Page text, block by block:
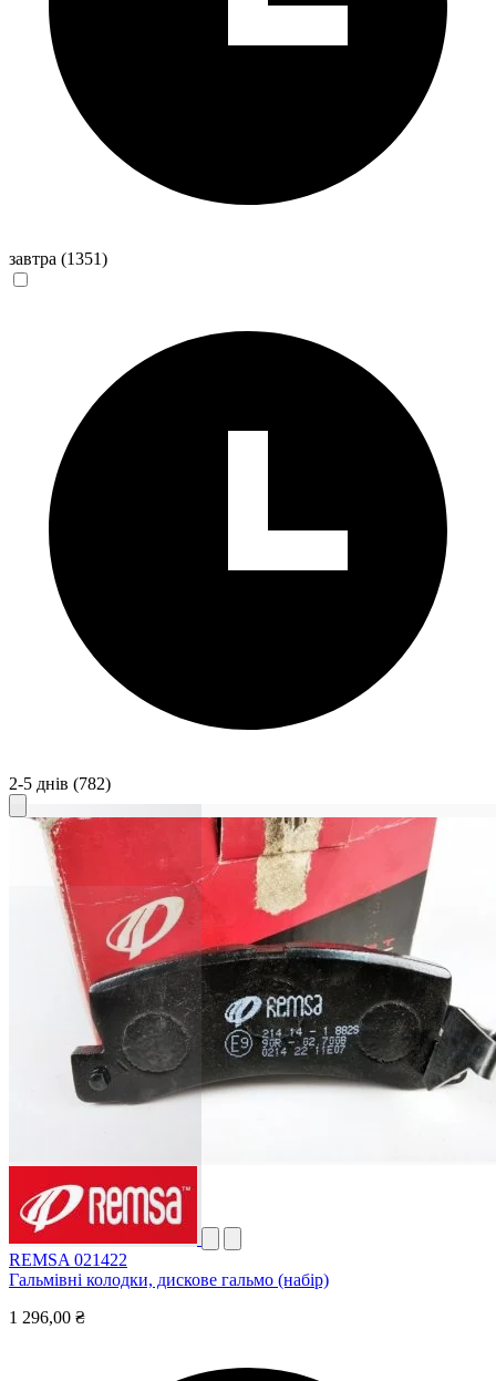
завтра (1351)
2-5 днів (782)
REMSA 021422
Гальмівні колодки, дискове гальмо (набір)
1 296,00 ₴